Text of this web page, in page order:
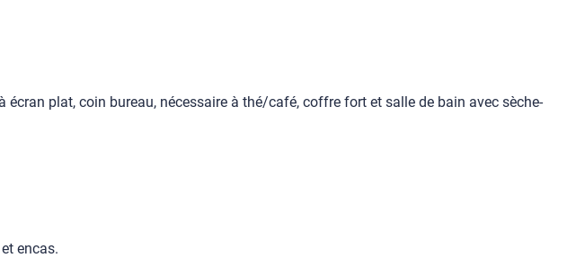
plat, coin bureau, nécessaire à thé/café, coffre fort et salle de bain avec sèche-
encas.